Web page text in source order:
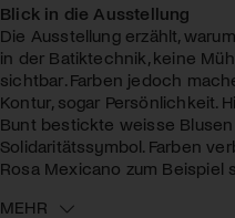
Blick in die Ausstellung
Die Ausstellung erzählt,
in der Batiktechnik, keine
sichtbar. Farben jedoch
Kontur, sogar Persönlichkeit.
Bunt bestickte weisse
Solidaritätssymbol. Farben
Rosa Mexicano zum
MEHR